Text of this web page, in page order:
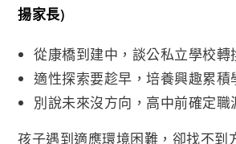
揚家長)
從康橋到建中，談公私立學校轉
適性探索要趁早，培養興趣累積
別說未來沒方向，高中前確定職
孩子遇到適應環境困難，卻找不到